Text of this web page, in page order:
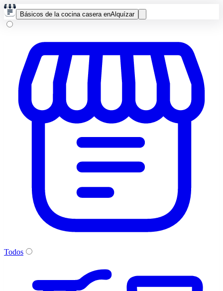
Básicos de la cocina casera enAlquízar
Todos